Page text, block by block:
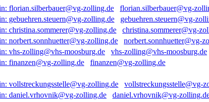
florian.silberbauer@vg-
gebuehren.steuern@vg-
christina.sommerer@vg-
norbert.sonnhuetter@vg-
vhs-zolling@vhs-moosburg.de
finanzen@vg-zolling.de
vollstreckungsstelle@vg-
daniel.vrhovnik@vg-